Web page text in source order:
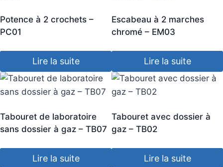
Potence à 2 crochets –
PC01
Lire la suite
Escabeau à 2 marches
chromé – EM03
Lire la suite
Tabouret de laboratoire
sans dossier à gaz – TB07
Lire la suite
Tabouret avec dossier à
gaz – TB02
Lire la suite